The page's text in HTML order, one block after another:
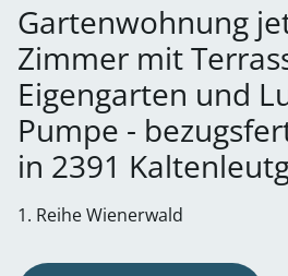
Gartenwohnung
Zimmer mit
Eigengarten und
Pumpe -
in 2391
1. Reihe Wienerwald